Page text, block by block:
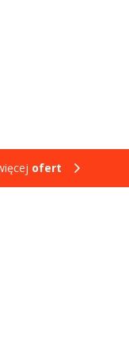
ofert